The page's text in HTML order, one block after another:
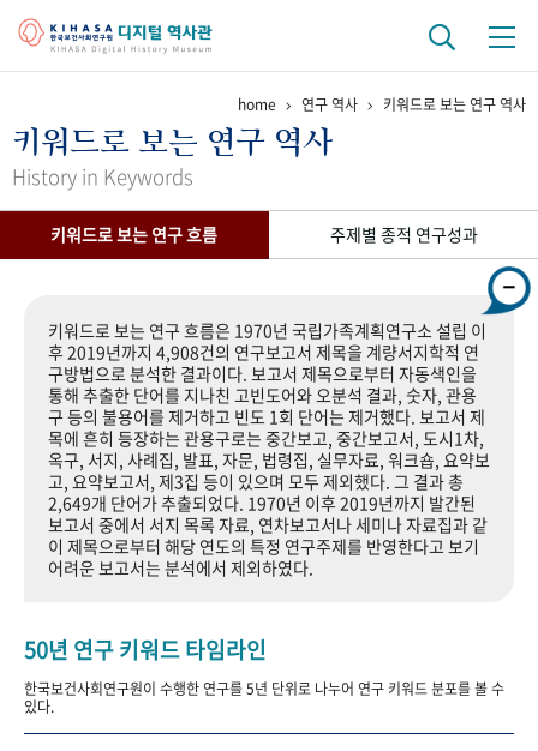
걸어온 길 기관 변천사 역대 기관장
연구 역사
기록물 아카이브
사진 아카이브 문서 기록물 행정박물 영상 기록물
+1주년 기념
성과 50선 숫자로 보는 50년 50+1주년 광장
세계와 함께 한 KIHASA
VR 역사관
home 연구 역사 키워드로 보는 연구 역사
키워드로 보는 연구 역사
History in Keywords
키워드로 보는 연구 흐름 주제별 종적 연구성과
키워드로 보는 연구 흐름은 1970년 국립가족계획연구소 설립 이
후 2019년까지 4,908건의 연구보고서 제목을 계량서지학적 연
구방법으로 분석한 결과이다. 보고서 제목으로부터 자동색인을
통해 추출한 단어를 지나친 고빈도어와 오분석 결과, 숫자, 관용
구 등의 불용어를 제거하고 빈도 1회 단어는 제거했다. 보고서 제
목에 흔히 등장하는 관용구로는 중간보고, 중간보고서, 도시1차,
옥구, 서지, 사례집, 발표, 자문, 법령집, 실무자료, 워크숍, 요약보
고, 요약보고서, 제3집 등이 있으며 모두 제외했다. 그 결과 총
2,649개 단어가 추출되었다. 1970년 이후 2019년까지 발간된
보고서 중에서 서지 목록 자료, 연차보고서나 세미나 자료집과 같
이 제목으로부터 해당 연도의 특정 연구주제를 반영한다고 보기
어려운 보고서는 분석에서 제외하였다.
50년 연구 키워드 타임라인
한국보건사회연구원이 수행한 연구를 5년 단위로 나누어 연구 키워드 분포를 볼 수
있다.